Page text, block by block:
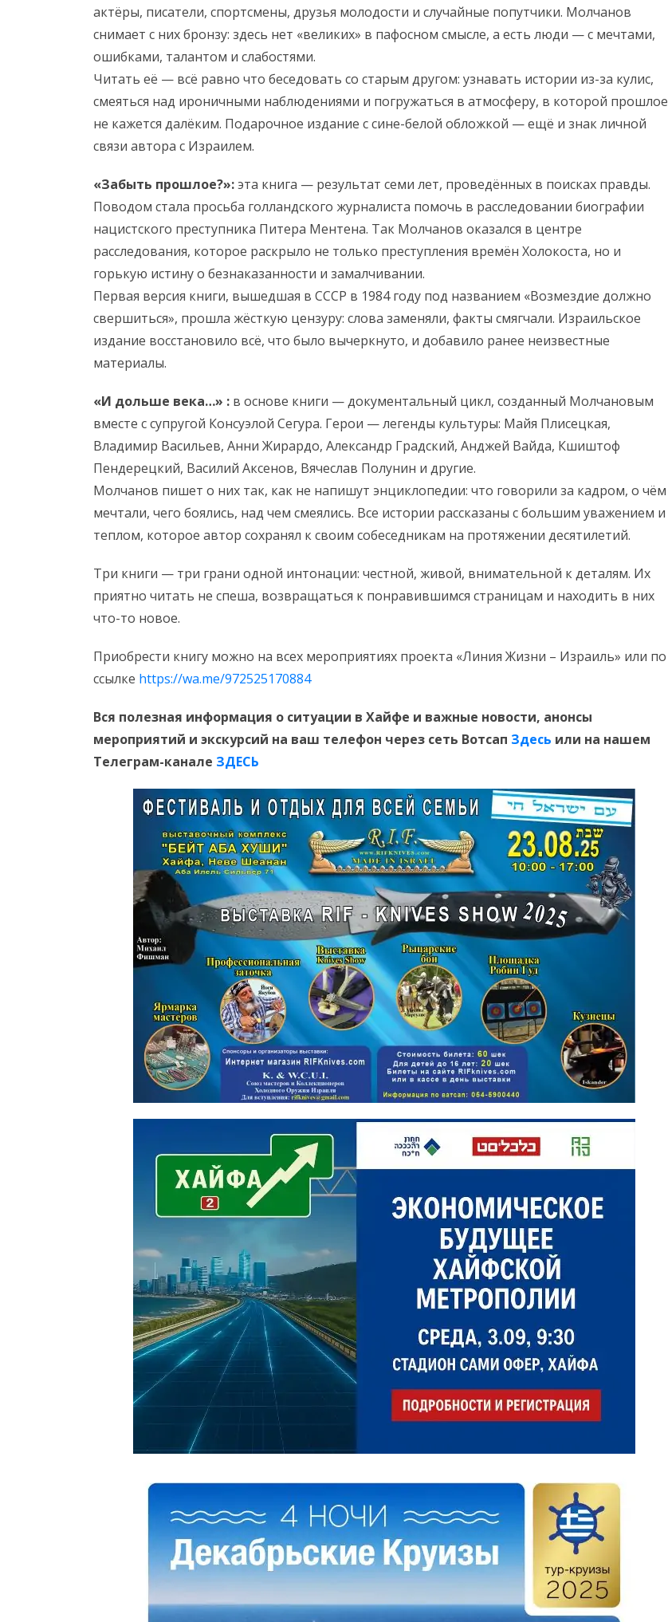
актёры, писатели, спортсмены, друзья молодости и случайные попутчики. Молчанов
снимает с них бронзу: здесь нет «великих» в пафосном смысле, а есть люди — с мечтами,
ошибками, талантом и слабостями.
Читать её — всё равно что беседовать со старым другом: узнавать истории из-за кулис,
смеяться над ироничными наблюдениями и погружаться в атмосферу, в которой прошлое
не кажется далёким. Подарочное издание с сине-белой обложкой — ещё и знак личной
связи автора с Израилем.
«Забыть прошлое?»:эта книга — результат семи лет, проведённых в поисках правды.
Поводом стала просьба голландского журналиста помочь в расследовании биографии
нацистского преступника Питера Ментена. Так Молчанов оказался в центре
расследования, которое раскрыло не только преступления времён Холокоста, но и
горькую истину о безнаказанности и замалчивании.
Первая версия книги, вышедшая в СССР в 1984 году под названием «Возмездие должно
свершиться», прошла жёсткую цензуру: слова заменяли, факты смягчали. Израильское
издание восстановило всё, что было вычеркнуто, и добавило ранее неизвестные
материалы.
«И дольше века…» : в основе книги — документальный цикл, созданный Молчановым
вместе с супругой Консуэлой Сегура. Герои — легенды культуры: Майя Плисецкая,
Владимир Васильев, Анни Жирардо, Александр Градский, Анджей Вайда, Кшиштоф
Пендерецкий, Василий Аксенов, Вячеслав Полунин и другие.
Молчанов пишет о них так, как не напишут энциклопедии: что говорили за кадром, о чём
мечтали, чего боялись, над чем смеялись. Все истории рассказаны с большим уважением и
теплом, которое автор сохранял к своим собеседникам на протяжении десятилетий.
Три книги — три грани одной интонации: честной, живой, внимательной к деталям. Их
приятно читать не спеша, возвращаться к понравившимся страницам и находить в них
что-то новое.
Приобрести книгу можно на всех мероприятиях проекта «Линия Жизни – Израиль» или по
ссылке https://wa.me/972525170884
Вся полезная информация о ситуации в Хайфе и важные новости, анонсы
мероприятий и экскурсий на ваш телефон через сеть Вотсап Здесь или на нашем
Телеграм-канале ЗДЕСЬ